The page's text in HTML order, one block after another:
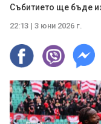
Събитието ще бъде
22:13 | 3 юни 2026 г.